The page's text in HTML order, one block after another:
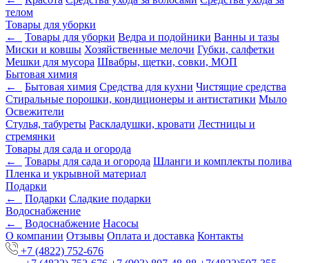
телом
Товары для уборки
←
Товары для уборки Ведра и подойники Ванны и тазы
Миски и ковшы Хозяйственные мелочи Губки, салфетки
Мешки для мусора Швабры, щетки, совки, МОП
Бытовая химия
←
Бытовая химия Средства для кухни Чистящие средства
Стиральные порошки, кондиционеры и антистатики Мыло
Освежители
Стулья, табуреты Раскладушки, кровати Лестницы и
стремянки
Товары для сада и огорода
←
Товары для сада и огорода Шланги и комплекты полива
Пленка и укрывной материал
Подарки
←
Подарки Cладкие подарки
Водоснабжение
←
Водоснабжение Насосы
О компании Отзывы Оплата и доставка Контакты
+7 (4822) 752-676